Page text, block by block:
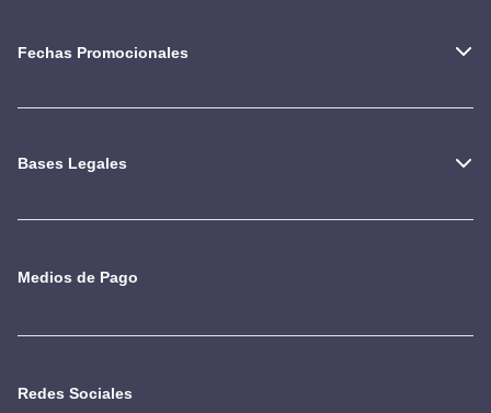
Fechas Promocionales
Bases Legales
Medios de Pago
Redes Sociales